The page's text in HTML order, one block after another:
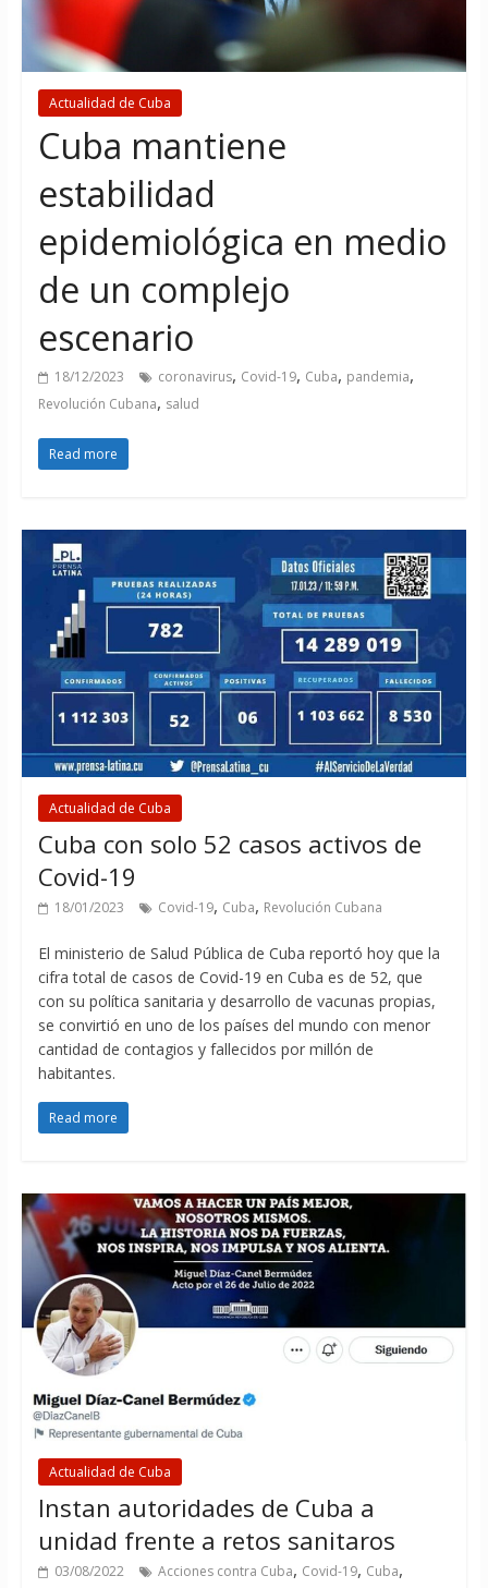
Actualidad de Cuba
Cuba mantiene
estabilidad
epidemiológica en medio
de un complejo
escenario
18/12/2023 coronavirus, Covid-19, Cuba, pandemia,
Revolución Cubana, salud
Read more
Actualidad de Cuba
Cuba con solo 52 casos activos de
Covid-19
18/01/2023 Covid-19, Cuba, Revolución Cubana
El ministerio de Salud Pública de Cuba reportó hoy que la
cifra total de casos de Covid-19 en Cuba es de 52, que
con su política sanitaria y desarrollo de vacunas propias,
se convirtió en uno de los países del mundo con menor
cantidad de contagios y fallecidos por millón de
habitantes.
Read more
Actualidad de Cuba
Instan autoridades de Cuba a
unidad frente a retos sanitaros
03/08/2022 Acciones contra Cuba, Covid-19, Cuba,